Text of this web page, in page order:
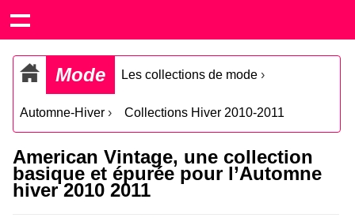
Mode Les collections de mode ›
Automne-Hiver › Collections Hiver 2010-2011
American Vintage, une collection
basique et épurée pour l’Automne
hiver 2010 2011